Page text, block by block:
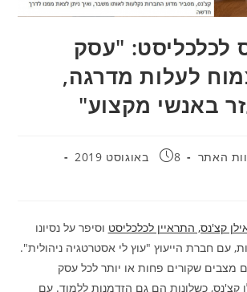
לכלכליסט: "עסק
לעלות מדרגה,
באנשי מקצוע"
האתר פורסם:
8 באוגוסט 2019
קצ'נס, התראיין לכלכליסט וסיפר על נסיונו
עם חברת הייעוץ "עוץ לי אסטרטגיה ניהולית".
מצבים שקורים פחות או יותר לכל עסק
קצ'נס, כשלונות הם גם הזדמנות ללמוד. עם